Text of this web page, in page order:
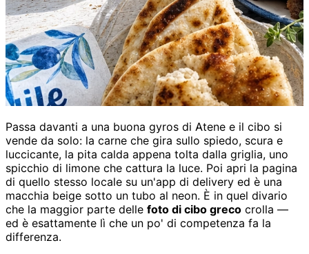
Passa davanti a una buona gyros di Atene e il cibo si
vende da solo: la carne che gira sullo spiedo, scura e
luccicante, la pita calda appena tolta dalla griglia, uno
spicchio di limone che cattura la luce. Poi apri la pagina
di quello stesso locale su un'app di delivery ed è una
macchia beige sotto un tubo al neon. È in quel divario
che la maggior parte delle foto di cibo greco crolla —
ed è esattamente lì che un po' di competenza fa la
differenza.